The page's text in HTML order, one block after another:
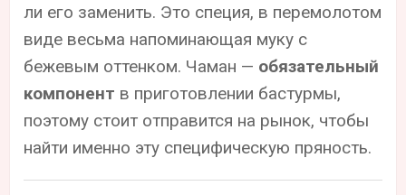
ли его заменить. Это специя, в перемолотом
виде весьма напоминающая муку с
бежевым оттенком. Чаман — обязательный
компонент в приготовлении бастурмы,
поэтому стоит отправится на рынок, чтобы
найти именно эту специфическую пряность.